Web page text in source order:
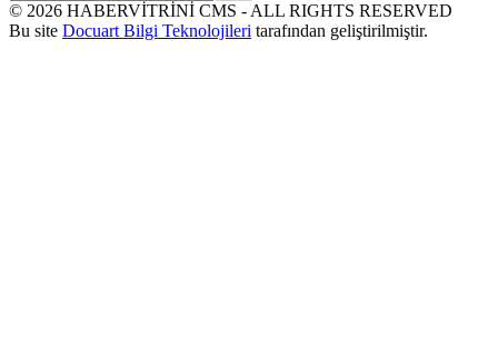
© 2026 HABERVİTRİNİ CMS - ALL RIGHTS RESERVED
Bu site Docuart Bilgi Teknolojileri tarafından geliştirilmiştir.